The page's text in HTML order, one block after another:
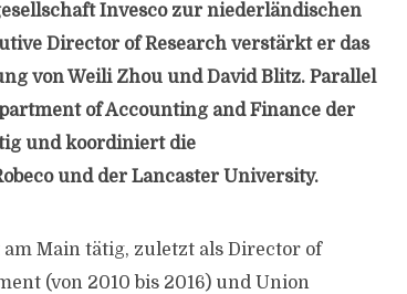
Invesco zur niederländischen
Director of Research verstärkt er das
von Weili Zhou und David Blitz. Parallel
of Accounting and Finance der
und koordiniert die
und der Lancaster University.
Main tätig, zuletzt als Director of
(von 2010 bis 2016) und Union